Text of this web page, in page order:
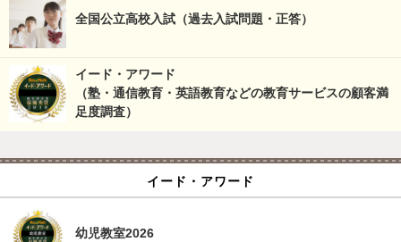
全国公立高校入試（過去入試問題・正答）
イード・アワード
（塾・通信教育・英語教育などの教育サービスの顧客満
足度調査）
イード・アワード
幼児教室2026